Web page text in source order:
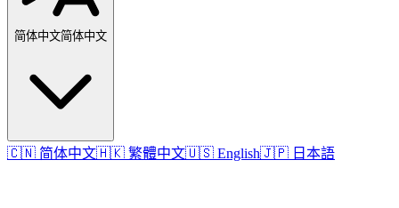
简体中文简体中文
🇨🇳 简体中文🇭🇰 繁體中文🇺🇸 English🇯🇵 日本語